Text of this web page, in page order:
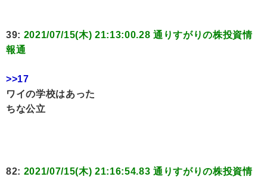
39: 2021/07/15(木) 21:13:00.28 通りすがりの株投資情
報通
>>17
ワイの学校はあった
ちな公立
82: 2021/07/15(木) 21:16:54.83 通りすがりの株投資情